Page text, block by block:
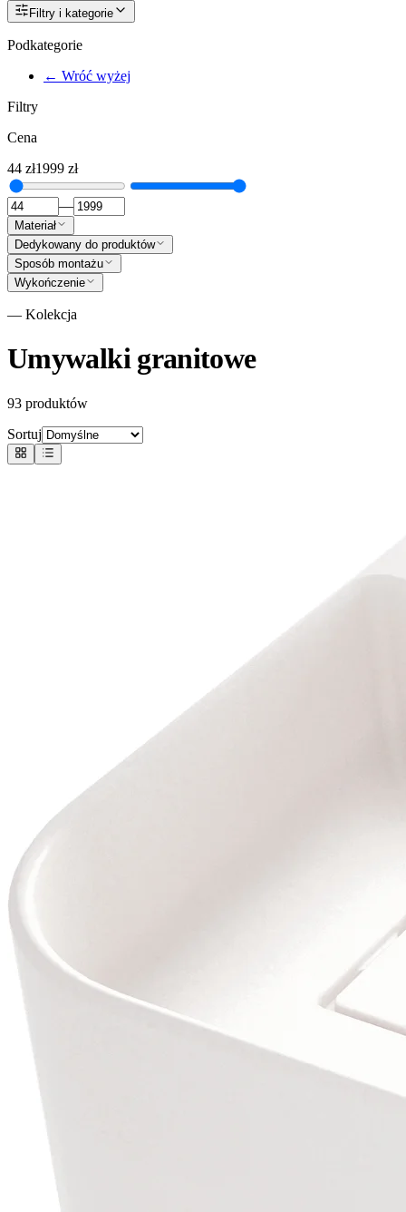
Filtry i kategorie
Podkategorie
← Wróć wyżej
Filtry
Cena
44 zł1999 zł
—
Materiał
Dedykowany do produktów
Sposób montażu
Wykończenie
— Kolekcja
Umywalki granitowe
93 produktów
Sortuj